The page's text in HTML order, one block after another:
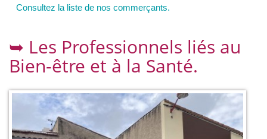
Consultez la liste de nos commerçants.
➥ Les Professionnels liés au
Bien-être et à la Santé.